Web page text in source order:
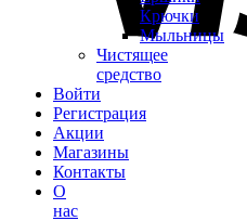
Крючки
Мыльницы
Чистящее
средство
Войти
Регистрация
Акции
Магазины
Контакты
О
нас